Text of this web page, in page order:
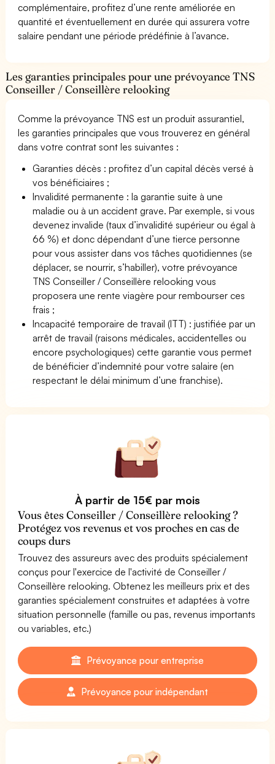
complémentaire, profitez d’une rente améliorée en
quantité et éventuellement en durée qui assurera votre
salaire pendant une période prédéfinie à l’avance.
Les garanties principales pour une prévoyance TNS
Conseiller / Conseillère relooking
Comme la prévoyance TNS est un produit assurantiel,
les garanties principales que vous trouverez en général
dans votre contrat sont les suivantes :
Garanties décès : profitez d’un capital décès versé à
vos bénéficiaires ;
Invalidité permanente : la garantie suite à une
maladie ou à un accident grave. Par exemple, si vous
devenez invalide (taux d’invalidité supérieur ou égal à
66 %) et donc dépendant d’une tierce personne
pour vous assister dans vos tâches quotidiennes (se
déplacer, se nourrir, s’habiller), votre prévoyance
TNS Conseiller / Conseillère relooking vous
proposera une rente viagère pour rembourser ces
frais ;
Incapacité temporaire de travail (ITT) : justifiée par un
arrêt de travail (raisons médicales, accidentelles ou
encore psychologiques) cette garantie vous permet
de bénéficier d’indemnité pour votre salaire (en
respectant le délai minimum d’une franchise).
À partir de 15€ par mois
Vous êtes Conseiller / Conseillère relooking ?
Protégez vos revenus et vos proches en cas de
coups durs
Trouvez des assureurs avec des produits spécialement
conçus pour l'exercice de l'activité de Conseiller /
Conseillère relooking. Obtenez les meilleurs prix et des
garanties spécialement construites et adaptées à votre
situation personnelle (famille ou pas, revenus importants
ou variables, etc.)
Prévoyance pour entreprise
Prévoyance pour indépendant